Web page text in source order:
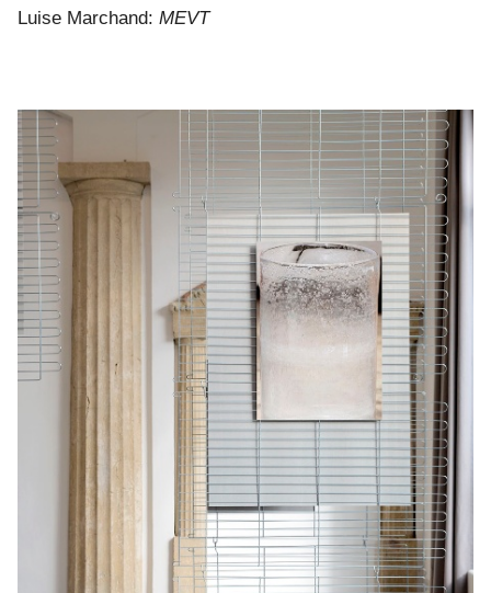
Luise Marchand: MEVT